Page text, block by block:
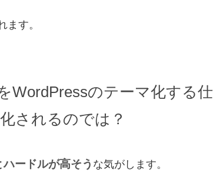
ます。
WordPressのテーマ化する仕
されるのでは？
ードルが高そう な気がします。